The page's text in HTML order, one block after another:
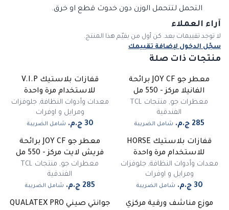
التحمل لتتحمل الوزن دون خدوث قطع او خرق.
آراء العملاء
لا توجد تقييمات بعد. كن أول من يقيّم هذا المنتج.
سجّل الدخول لإضافة تقييمك
منتجات ذات صلة
معطر جو JOY CF برائحة
الفانيلا مركز - 550 مل
معطرات جو,
منتجات TCL
الفندقية
شامل الضريبة
قفازات بلاستيك V.I.P
للاستخدام مرة واحدة
معدات وأدوات النظافة,جلوفزات
ومرايل و اوفرات
شامل الضريبة
قفازات بلاستيك HORSE
للاستخدام مرة واحدة
معدات وأدوات النظافة,جلوفزات
ومرايل و اوفرات
شامل الضريبة
معطر جو JOY CF برائحة
فريش لايت مركز - 550 مل
معطرات جو,
منتجات TCL
الفندقية
شامل الضريبة
موزع مناشف ورقية مركزي
جوانتي صيني QUALATEX PRO